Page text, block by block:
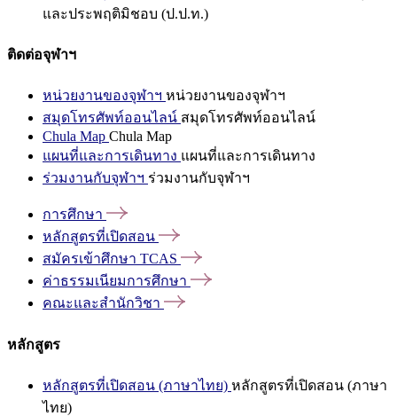
และประพฤติมิชอบ (ป.ป.ท.)
ติดต่อจุฬาฯ
หน่วยงานของจุฬาฯ หน่วยงานของจุฬาฯ
สมุดโทรศัพท์ออนไลน์ สมุดโทรศัพท์ออนไลน์
Chula Map Chula Map
แผนที่และการเดินทาง แผนที่และการเดินทาง
ร่วมงานกับจุฬาฯ ร่วมงานกับจุฬาฯ
การศึกษา
หลักสูตรที่เปิดสอน
สมัครเข้าศึกษา TCAS
ค่าธรรมเนียมการศึกษา
คณะและสำนักวิชา
หลักสูตร
หลักสูตรที่เปิดสอน (ภาษาไทย) หลักสูตรที่เปิดสอน (ภาษา
ไทย)